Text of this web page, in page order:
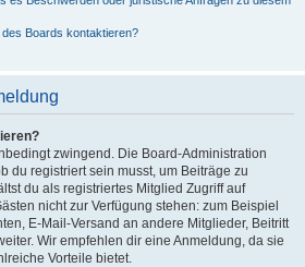
Boards kontaktieren?
zwingend. Die Board-Administration
du registriert sein musst, um Beiträge zu
du als registriertes Mitglied Zugriff auf
nicht zur Verfügung stehen: zum Beispiel
E-Mail-Versand an andere Mitglieder, Beitritt
Wir empfehlen dir eine Anmeldung, da sie
Vorteile bietet.